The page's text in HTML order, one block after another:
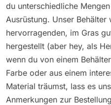
du unterschiedliche
Ausrüstung. Unser
hervorragenden, im Gras
hergestellt (aber hey, als
wenn du von einem
Farbe oder aus einem
Material träumst, lass es
Anmerkungen zur